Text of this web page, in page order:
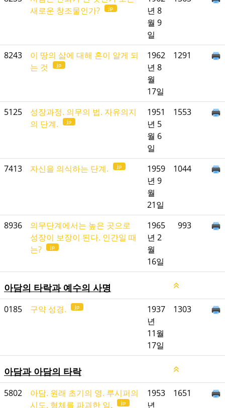
새로운 창조물인가?
jp
년 8
월 9
일
8243
이 땅의 삶에 대해 혼이 알게 되
는 것
jp
1962
년 8
월
17일
1291
5125
성장과정. 의무의 법. 자유의지
의 단계.
jp
1951
년 5
월 6
일
1553
7413 자신을 의식하는 단계. jp
1959
년 9
월
21일
1044
8936
의무단계에서는 높은 곳으로
성장이 보장이 된다. 인간일 때
는?
jp
1965
년 2
월
16일
993
아담의 타락과 예수의 사명
0185 구약 성경. jp
1937
년
11월
17일
1303
아담과 아담의 타락
5802
아담. 원래 초기의 영. 루시퍼의
시도. 형체를 파괴한 일.
jp
1953
년
1651